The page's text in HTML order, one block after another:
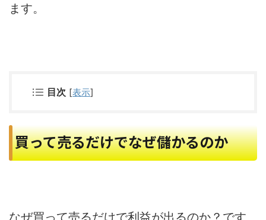
ます。
目次 [表示]
買って売るだけでなぜ儲かるのか
なぜ買って売るだけで利益が出るのか？です